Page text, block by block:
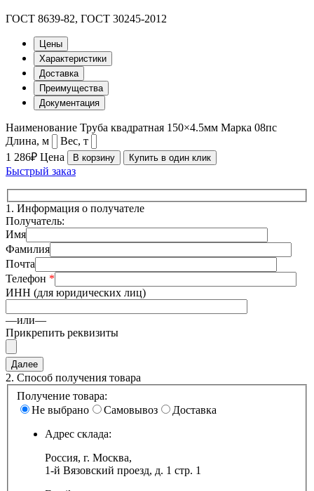
ГОСТ 8639-82, ГОСТ 30245-2012
Цены
Характеристики
Доставка
Преимущества
Документация
Наименование Труба квадратная 150×4.5мм Марка 08пс
Длина, м
Вес, т
1 286₽ Цена В корзину Купить в один клик
Быстрый заказ
1. Информация о получателе
Получатель:
Имя
Фамилия
Почта
Телефон *
ИНН (для юридических лиц)
—или—
Прикрепить реквизиты
2. Способ получения товара
Получение товара:
Не выбрано
Самовывоз
Доставка
Адрес склада:
Россия, г. Москва,
1-й Вязовский проезд, д. 1 стр. 1